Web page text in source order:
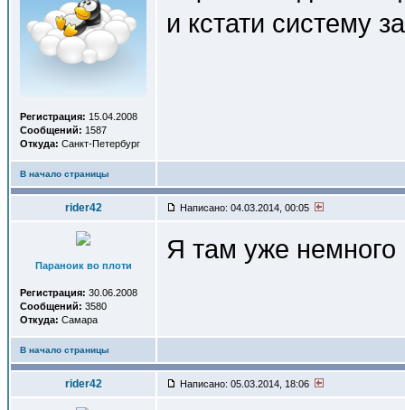
Регистрация: 15.04.2008
Сообщений: 1587
Откуда: Санкт-Петербург
и кстати систему
В начало страницы
rider42 Написано: 04.03.2014, 00:05
Параноик во плоти
Регистрация: 30.06.2008
Сообщений: 3580
Откуда: Самара
Я там уже
В начало страницы
rider42 Написано: 05.03.2014, 18:06